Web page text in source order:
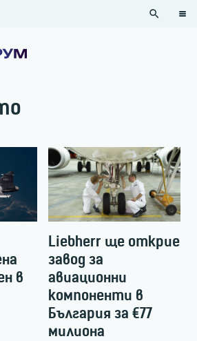
search
в
Liebherr ще открие
завод за
авиационни
компоненти в
България за €77
милиона